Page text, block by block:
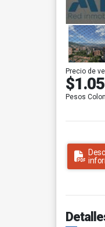
Precio de
Pesos